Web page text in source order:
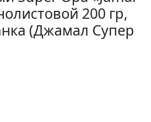
200 гр,
(Джамал Супер